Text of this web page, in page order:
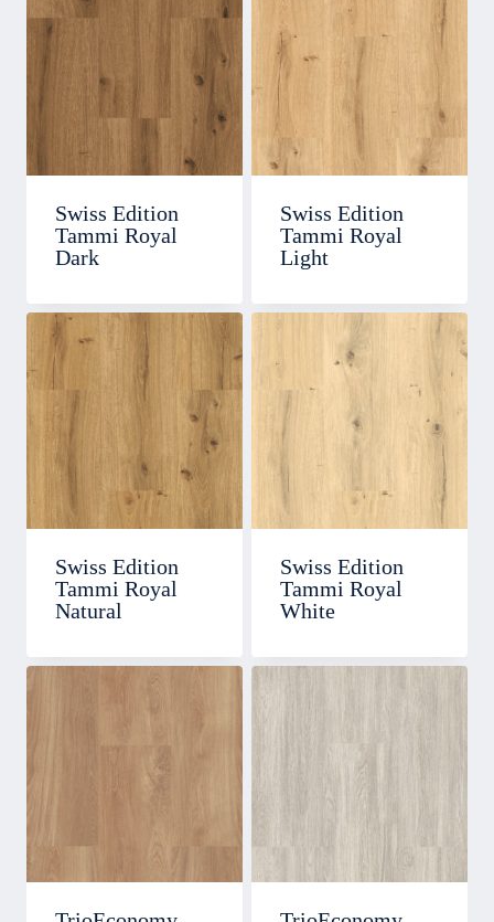
Swiss Edition
Tammi Royal
Dark
Swiss Edition
Tammi Royal
Light
Swiss Edition
Tammi Royal
Natural
Swiss Edition
Tammi Royal
White